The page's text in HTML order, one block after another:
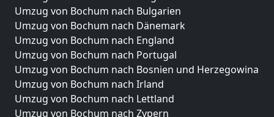
Umzug von Bochum nach Bulgarien
Umzug von Bochum nach Dänemark
Umzug von Bochum nach England
Umzug von Bochum nach Portugal
Umzug von Bochum nach Bosnien und Herzegowina
Umzug von Bochum nach Irland
Umzug von Bochum nach Lettland
Umzug von Bochum nach Zypern